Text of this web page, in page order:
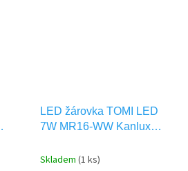
LED žárovka TOMI LED
7W MR16-WW Kanlux
Skladem (1 ks)